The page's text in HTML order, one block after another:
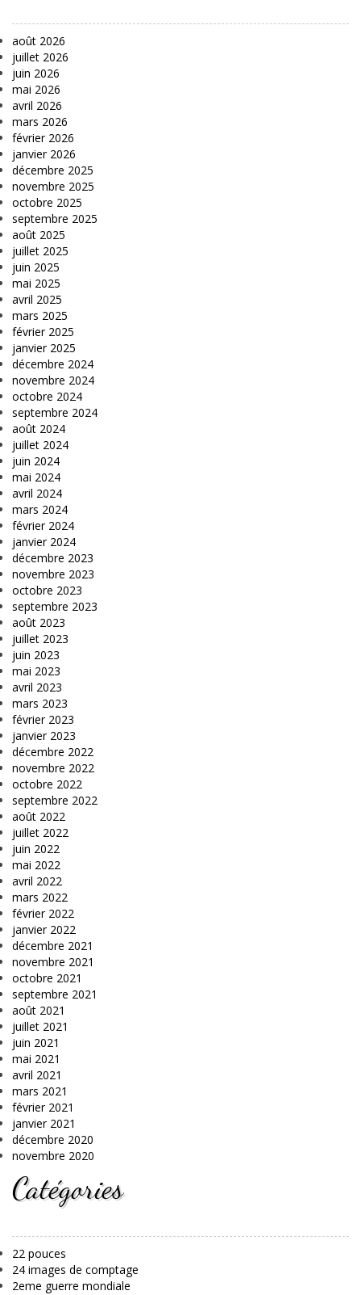
août 2026
juillet 2026
juin 2026
mai 2026
avril 2026
mars 2026
février 2026
janvier 2026
décembre 2025
novembre 2025
octobre 2025
septembre 2025
août 2025
juillet 2025
juin 2025
mai 2025
avril 2025
mars 2025
février 2025
janvier 2025
décembre 2024
novembre 2024
octobre 2024
septembre 2024
août 2024
juillet 2024
juin 2024
mai 2024
avril 2024
mars 2024
février 2024
janvier 2024
décembre 2023
novembre 2023
octobre 2023
septembre 2023
août 2023
juillet 2023
juin 2023
mai 2023
avril 2023
mars 2023
février 2023
janvier 2023
décembre 2022
novembre 2022
octobre 2022
septembre 2022
août 2022
juillet 2022
juin 2022
mai 2022
avril 2022
mars 2022
février 2022
janvier 2022
décembre 2021
novembre 2021
octobre 2021
septembre 2021
août 2021
juillet 2021
juin 2021
mai 2021
avril 2021
mars 2021
février 2021
janvier 2021
décembre 2020
novembre 2020
Catégories
22 pouces
24 images de comptage
2eme guerre mondiale